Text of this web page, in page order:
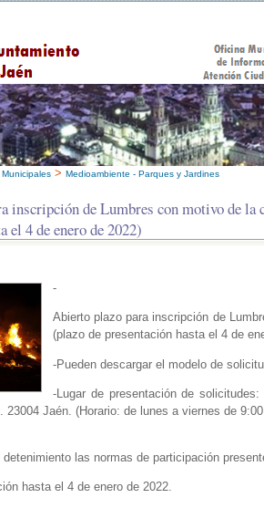
> Medioambiente - Parques y Jardines
inscripción de Lumbres con motivo de la
el 4 de enero de 2022)
-
Abierto plazo para inscripción de
(plazo de presentación hasta el 4 de
-Pueden descargar el modelo de
-Lugar de presentación de
23004 Jaén. (Horario: de lunes a viernes de
las normas de participación
hasta el 4 de enero de 2022.